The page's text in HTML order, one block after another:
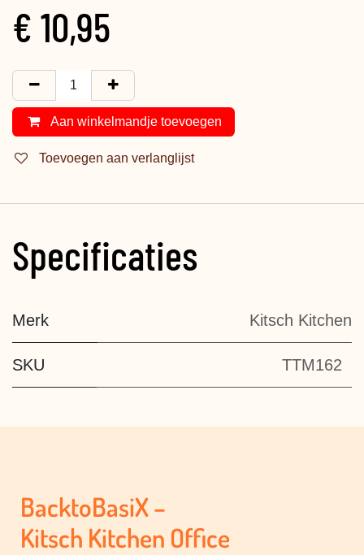
€ 10,95
Aan winkelmandje toevoegen
Toevoegen aan verlanglijst
Specificaties
Merk Kitsch Kitchen
SKU TTM162
BacktoBasiX –
Kitsch Kitchen Office